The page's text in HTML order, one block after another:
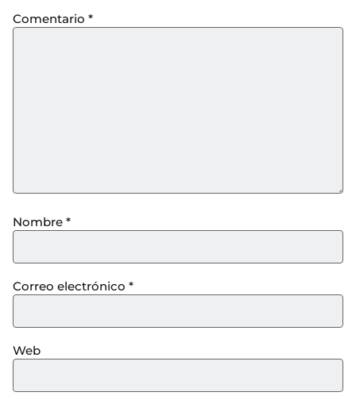
Comentario *
Nombre *
Correo electrónico *
Web